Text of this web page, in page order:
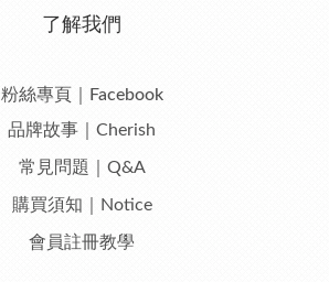
了解我們
粉絲專頁｜Facebook
品牌故事｜Cherish
常見問題｜Q&A
購買須知｜Notice
會員註冊教學